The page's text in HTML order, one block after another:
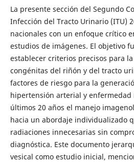
La presente sección del Segundo
Infección del Tracto Urinario (ITU)
nacionales con un enfoque crítico
estudios de imágenes. El objetivo
establecer criterios precisos para
congénitas del riñón y del tracto
factores de riesgo para la
hipertensión arterial y enfermedad
últimos 20 años el manejo
hacia un abordaje individualizado
radiaciones innecesarias sin
diagnóstica. Este documento
vesical como estudio inicial,